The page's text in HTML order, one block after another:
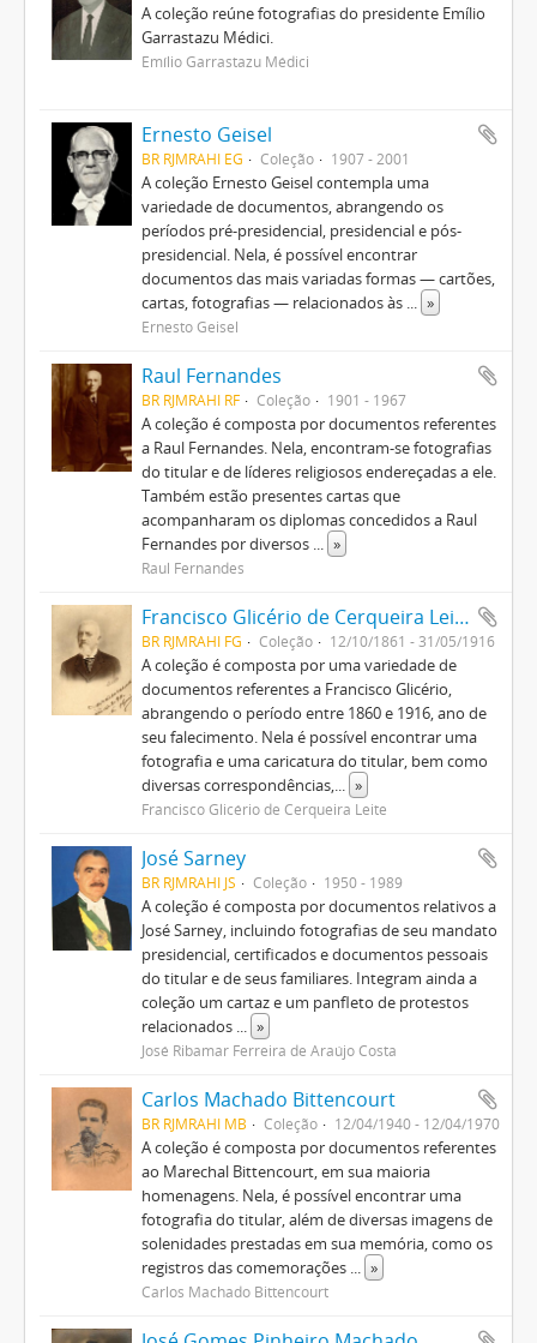
A coleção reúne fotografias do presidente Emílio
Garrastazu Médici.
Emílio Garrastazu Médici
Ernesto Geisel
BR RJMRAHI EG Coleção 1907 - 2001
A coleção Ernesto Geisel contempla uma
variedade de documentos, abrangendo os
períodos pré-presidencial, presidencial e pós-
presidencial. Nela, é possível encontrar
documentos das mais variadas formas — cartões,
cartas, fotografias — relacionados às ... »
Ernesto Geisel
Raul Fernandes
BR RJMRAHI RF Coleção 1901 - 1967
A coleção é composta por documentos referentes
a Raul Fernandes. Nela, encontram-se fotografias
do titular e de líderes religiosos endereçadas a ele.
Também estão presentes cartas que
acompanharam os diplomas concedidos a Raul
Fernandes por diversos ... »
Raul Fernandes
Francisco Glicério de Cerqueira Leite
BR RJMRAHI FG Coleção 12/10/1861 - 31/05/1916
A coleção é composta por uma variedade de
documentos referentes a Francisco Glicério,
abrangendo o período entre 1860 e 1916, ano de
seu falecimento. Nela é possível encontrar uma
fotografia e uma caricatura do titular, bem como
diversas correspondências,... »
Francisco Glicério de Cerqueira Leite
José Sarney
BR RJMRAHI JS Coleção 1950 - 1989
A coleção é composta por documentos relativos a
José Sarney, incluindo fotografias de seu mandato
presidencial, certificados e documentos pessoais
do titular e de seus familiares. Integram ainda a
coleção um cartaz e um panfleto de protestos
relacionados ... »
José Ribamar Ferreira de Araújo Costa
Carlos Machado Bittencourt
BR RJMRAHI MB Coleção 12/04/1940 - 12/04/1970
A coleção é composta por documentos referentes
ao Marechal Bittencourt, em sua maioria
homenagens. Nela, é possível encontrar uma
fotografia do titular, além de diversas imagens de
solenidades prestadas em sua memória, como os
registros das comemorações ... »
Carlos Machado Bittencourt